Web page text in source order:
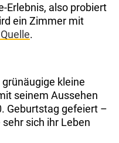
Erlebnis, also probiert
ein Zimmer mit
.
kleine
seinem Aussehen
Geburtstag gefeiert –
sich ihr Leben